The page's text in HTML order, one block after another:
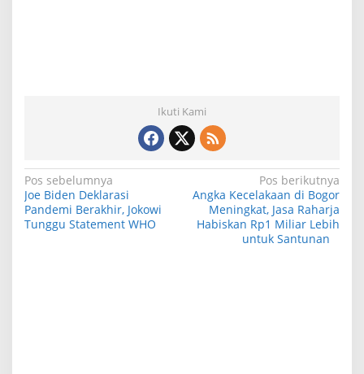
Ikuti Kami
N
a
v
Pos sebelumnya
Joe Biden Deklarasi
Pandemi Berakhir, Jokowi
Tunggu Statement WHO
Pos berikutnya
Angka Kecelakaan di Bogor
Meningkat, Jasa Raharja
Habiskan Rp1 Miliar Lebih
untuk Santunan